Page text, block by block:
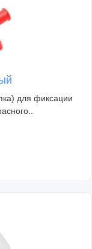
для фиксации